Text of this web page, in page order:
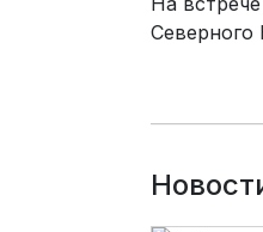
Северного